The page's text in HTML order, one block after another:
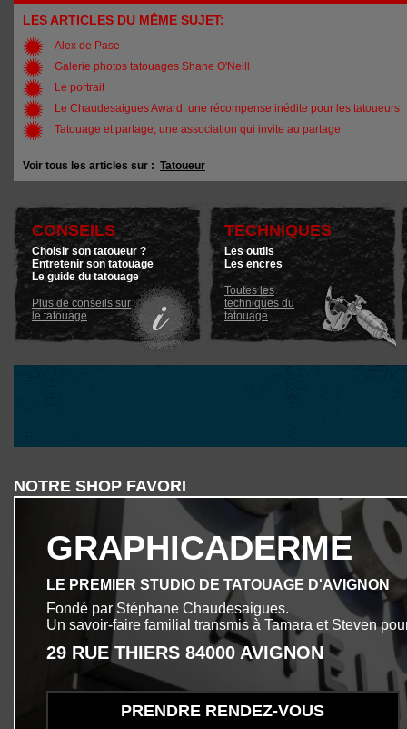
LES ARTICLES DU MÊME SUJET:
Alex de Pase
Galerie photos tatouages Shane O'Neill
Le portrait
Le Chaudesaigues Award, une récompense inédite pour les tatoueurs
Tatouage et partage, une association qui invite au partage
Voir tous les articles sur : Tatoueur
CONSEILS
Choisir son tatoueur ?
Entretenir son tatouage
Le guide du tatouage
Plus de conseils sur
le tatouage
TECHNIQUES
Les outils
Les encres
Toutes les
techniques du
tatouage
NOTRE SHOP FAVORI
GRAPHICADERME
LE PREMIER STUDIO DE TATOUAGE D'AVIGNON
Fondé par Stéphane Chaudesaigues.
Un savoir-faire familial transmis à Tamara et Steven
29 RUE THIERS 84000 AVIGNON
PRENDRE RENDEZ-VOUS